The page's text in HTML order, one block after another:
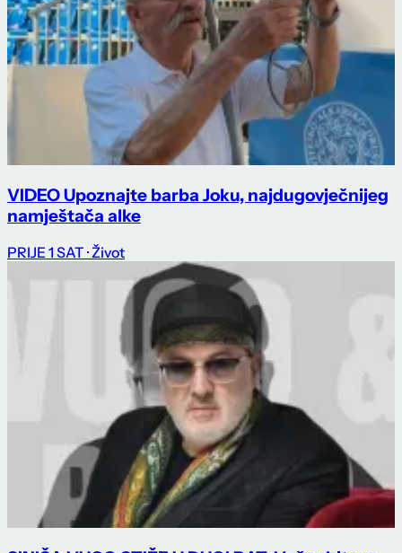
VIDEO Upoznajte barba Joku, najdugovječnijeg
namještača alke
PRIJE 1 SAT · Život